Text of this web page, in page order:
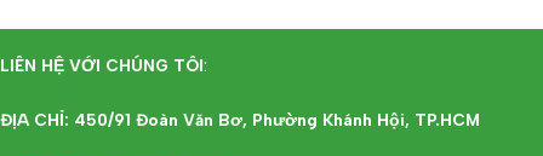
LIÊN HỆ VỚI CHÚNG TÔI:
ĐỊA CHỈ: 450/91 Đoàn Văn Bơ, Phường Khánh Hội, TP.HCM